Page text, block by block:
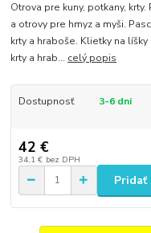
Otrova pre kuny, potkany,
a otrovy pre hmyz a myši.
krty a hraboše. Klietky na líšky
krty a hrab... celý popis
Dostupnosť 3-6 dni
42 €
34,1 € bez DPH
Pridať